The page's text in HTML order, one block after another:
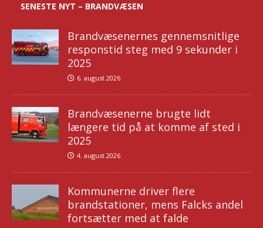
SENESTE NYT – BRANDVÆSEN
Brandvæsenernes gennemsnitlige
responstid steg med 9 sekunder i
2025
6. august 2026
Brandvæsenerne brugte lidt
længere tid på at komme af sted i
2025
4. august 2026
Kommunerne driver flere
brandstationer, mens Falcks andel
fortsætter med at falde